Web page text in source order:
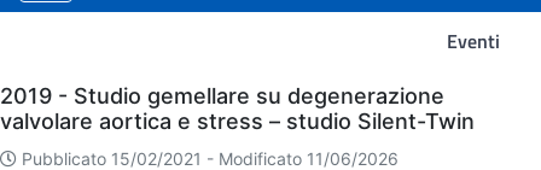
Eventi
Eventi
2019 - Studio gemellare su degenerazione
valvolare aortica e stress – studio Silent-Twin
Pubblicato 15/02/2021 - Modificato 11/06/2026